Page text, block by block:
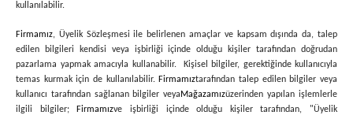
kullanılabilir.
Firmamız, Üyelik Sözleşmesi ile belirlenen amaçlar ve kapsam dışında da, talep
edilen bilgileri kendisi veya işbirliği içinde olduğu kişiler tarafından doğrudan
pazarlama yapmak amacıyla kullanabilir. Kişisel bilgiler, gerektiğinde kullanıcıyla
temas kurmak için de kullanılabilir. Firmamıztarafından talep edilen bilgiler veya
kullanıcı tarafından sağlanan bilgiler veya Mağazamızüzerinden yapılan işlemlerle
ilgili bilgiler; Firmamızve işbirliği içinde olduğu kişiler tarafından, "Üyelik